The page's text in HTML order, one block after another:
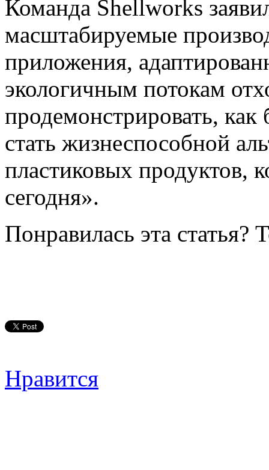
Команда Shellworks
масштабируемые
приложения,
экологичным потокам
продемонстрировать,
стать жизнеспособной
пластиковых продуктов,
сегодня».
Понравилась эта статья?
Нравится